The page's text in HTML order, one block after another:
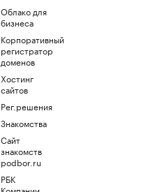
Облако для
бизнеса
Корпоративный
регистратор
доменов
Хостинг
сайтов
Рег.решения
Знакомства
Сайт
знакомств
podbor.ru
РБК